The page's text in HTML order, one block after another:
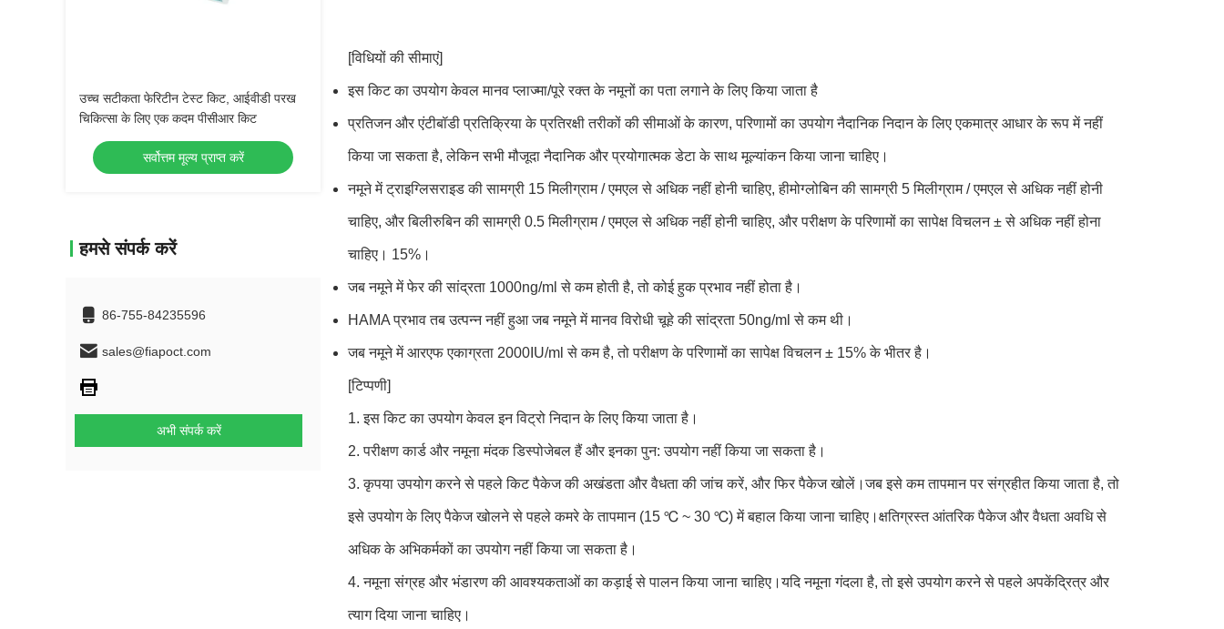
उच्च सटीकता फेरिटीन टेस्ट किट, आईवीडी परख
चिकित्सा के लिए एक कदम पीसीआर किट
सर्वोत्तम मूल्य प्राप्त करें
हमसे संपर्क करें
86-755-84235596
sales@fiapoct.com
अभी संपर्क करें
[विधियों की सीमाएं]
इस किट का उपयोग केवल मानव प्लाज्मा/पूरे रक्त के नमूनों का पता लगाने के लिए किया जाता है
प्रतिजन और एंटीबॉडी प्रतिक्रिया के प्रतिरक्षी तरीकों की सीमाओं के कारण, परिणामों का उपयोग नैदानिक ​​निदान के लिए एकमात्र आधार के रूप में नहीं
किया जा सकता है, लेकिन सभी मौजूदा नैदानिक ​​और प्रयोगात्मक डेटा के साथ मूल्यांकन किया जाना चाहिए।
नमूने में ट्राइग्लिसराइड की सामग्री 15 मिलीग्राम / एमएल से अधिक नहीं होनी चाहिए, हीमोग्लोबिन की सामग्री 5 मिलीग्राम / एमएल से अधिक नहीं होनी
चाहिए, और बिलीरुबिन की सामग्री 0.5 मिलीग्राम / एमएल से अधिक नहीं होनी चाहिए, और परीक्षण के परिणामों का सापेक्ष विचलन ± से अधिक नहीं होना
चाहिए। 15%।
जब नमूने में फेर की सांद्रता 1000ng/ml से कम होती है, तो कोई हुक प्रभाव नहीं होता है।
HAMA प्रभाव तब उत्पन्न नहीं हुआ जब नमूने में मानव विरोधी चूहे की सांद्रता 50ng/ml से कम थी।
जब नमूने में आरएफ एकाग्रता 2000IU/ml से कम है, तो परीक्षण के परिणामों का सापेक्ष विचलन ± 15% के भीतर है।
[टिप्पणी]
1. इस किट का उपयोग केवल इन विट्रो निदान के लिए किया जाता है।
2. परीक्षण कार्ड और नमूना मंदक डिस्पोजेबल हैं और इनका पुन: उपयोग नहीं किया जा सकता है।
3. कृपया उपयोग करने से पहले किट पैकेज की अखंडता और वैधता की जांच करें, और फिर पैकेज खोलें।जब इसे कम तापमान पर संग्रहीत किया जाता है, तो
इसे उपयोग के लिए पैकेज खोलने से पहले कमरे के तापमान (15 ℃ ~ 30 ℃) में बहाल किया जाना चाहिए।क्षतिग्रस्त आंतरिक पैकेज और वैधता अवधि से
अधिक के अभिकर्मकों का उपयोग नहीं किया जा सकता है।
4. नमूना संग्रह और भंडारण की आवश्यकताओं का कड़ाई से पालन किया जाना चाहिए।यदि नमूना गंदला है, तो इसे उपयोग करने से पहले अपकेंद्रित्र और
त्याग दिया जाना चाहिए।